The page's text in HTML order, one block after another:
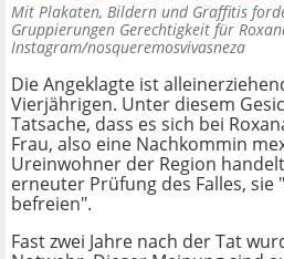
Mit Plakaten, Bildern und Graffitis
Gruppierungen Gerechtigkeit für
Instagram/nosqueremosvivasneza
Die Angeklagte ist
Vierjährigen. Unter diesem
Tatsache, dass es sich bei
Frau, also eine Nachkommin
Ureinwohner der Region
erneuter Prüfung des Falles, sie
befreien".
Fast zwei Jahre nach der Tat